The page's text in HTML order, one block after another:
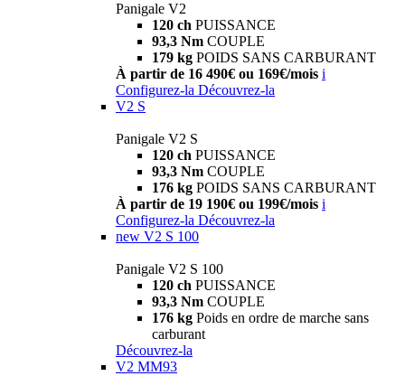
Panigale V2
120 ch PUISSANCE
93,3 Nm COUPLE
179 kg POIDS SANS CARBURANT
À partir de 16 490€ ou 169€/mois i
Configurez-la Découvrez-la
V2 S
Panigale V2 S
120 ch PUISSANCE
93,3 Nm COUPLE
176 kg POIDS SANS CARBURANT
À partir de 19 190€ ou 199€/mois i
Configurez-la Découvrez-la
new V2 S 100
Panigale V2 S 100
120 ch PUISSANCE
93,3 Nm COUPLE
176 kg Poids en ordre de marche sans
carburant
Découvrez-la
V2 MM93